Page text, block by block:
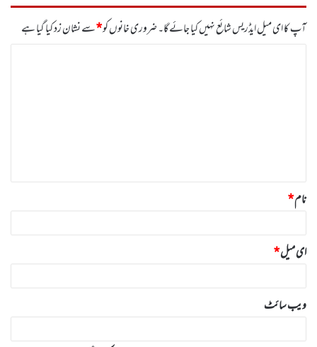
آپ کا ای میل ایڈریس شائع نہیں کیا جائے گا۔ضروری خانوں کو*سے نشان زد کیا گیا ہے
نام*
ای میل*
ویب‌ سائٹ